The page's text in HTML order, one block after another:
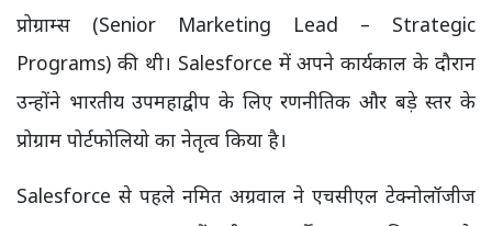
प्रोग्राम्स (Senior Marketing Lead – Strategic
Programs) की थी। Salesforce में अपने कार्यकाल के दौरान
उन्होंने भारतीय उपमहाद्वीप के लिए रणनीतिक और बड़े स्तर के
प्रोग्राम पोर्टफोलियो का नेतृत्व किया है।
Salesforce से पहले नमित अग्रवाल ने एचसीएल टेक्नोलॉजीज